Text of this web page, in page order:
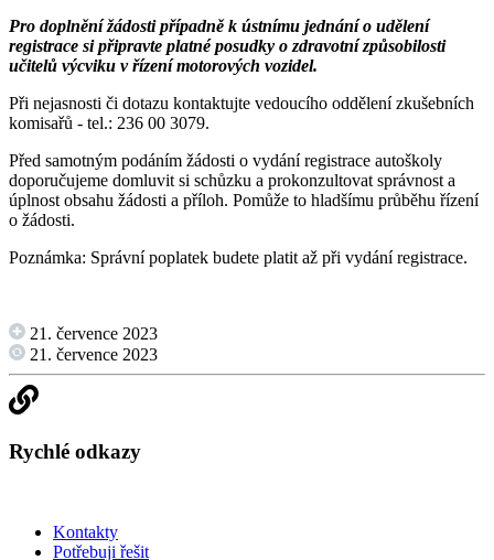
Pro doplnění žádosti případně k ústnímu jednání o udělení
registrace si připravte platné posudky o zdravotní způsobilosti
učitelů výcviku v řízení motorových vozidel.
Při nejasnosti či dotazu kontaktujte vedoucího oddělení zkušebních
komisařů - tel.: 236 00 3079.
Před samotným podáním žádosti o vydání registrace autoškoly
doporučujeme domluvit si schůzku a prokonzultovat správnost a
úplnost obsahu žádosti a příloh. Pomůže to hladšímu průběhu řízení
o žádosti.
Poznámka: Správní poplatek budete platit až při vydání registrace.
21. července 2023
21. července 2023
Rychlé odkazy
Kontakty
Potřebuji řešit